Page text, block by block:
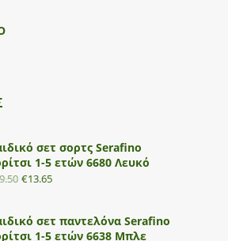
σετ σορτς Serafino
1-5 ετών 6680 Λευκό
€13.65
σετ παντελόνα Serafino
1-5 ετών 6638 Μπλε